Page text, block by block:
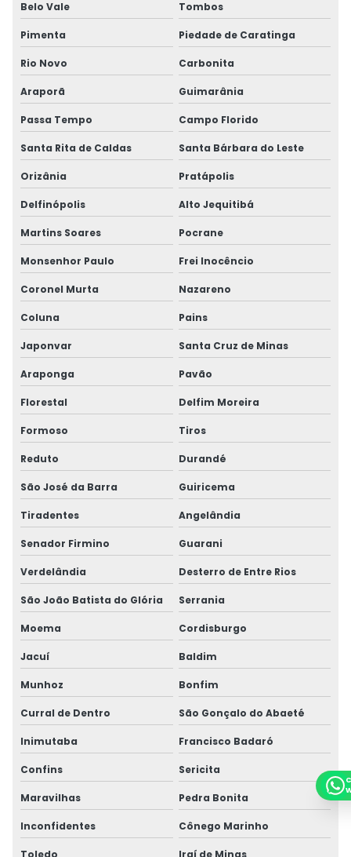
Belo Vale Tombos
Pimenta Piedade de Caratinga
Rio Novo Carbonita
Araporã Guimarânia
Passa Tempo Campo Florido
Santa Rita de Caldas Santa Bárbara do Leste
Orizânia Pratápolis
Delfinópolis Alto Jequitibá
Martins Soares Pocrane
Monsenhor Paulo Frei Inocêncio
Coronel Murta Nazareno
Coluna Pains
Japonvar Santa Cruz de Minas
Araponga Pavão
Florestal Delfim Moreira
Formoso Tiros
Reduto Durandé
São José da Barra Guiricema
Tiradentes Angelândia
Senador Firmino Guarani
Verdelândia Desterro de Entre Rios
São João Batista do Glória Serrania
Moema Cordisburgo
Jacuí Baldim
Munhoz Bonfim
Curral de Dentro São Gonçalo do Abaeté
Inimutaba Francisco Badaró
Confins Sericita
Maravilhas Pedra Bonita
Inconfidentes Cônego Marinho
Toledo Iraí de Minas